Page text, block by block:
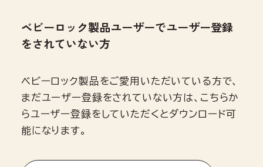
ベビーロック製品ユーザーでユーザー登録
をされていない方
ベビーロック製品をご愛用いただいている方で、
まだユーザー登録をされていない方は、こちらか
らユーザー登録をしていただくとダウンロード可
能になります。